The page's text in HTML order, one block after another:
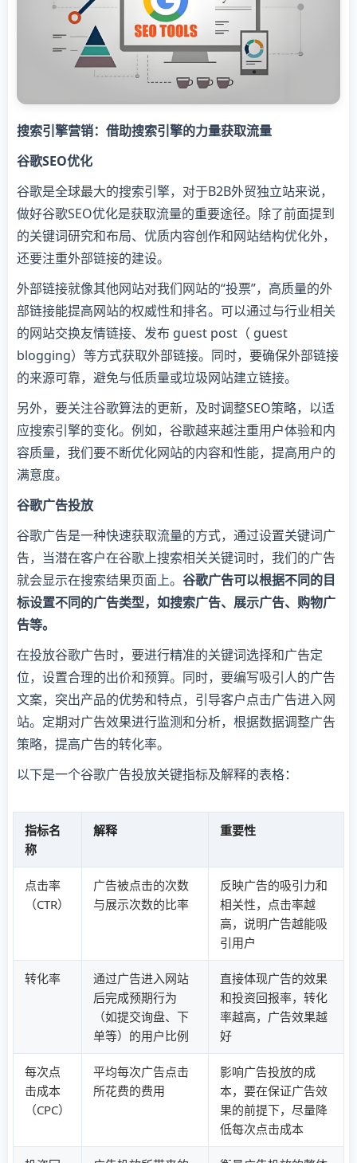
搜索引擎营销：借助搜索引擎的力量获取流量
谷歌SEO优化
谷歌是全球最大的搜索引擎，对于B2B外贸独立站来说，
做好谷歌SEO优化是获取流量的重要途径。除了前面提到
的关键词研究和布局、优质内容创作和网站结构优化外，
还要注重外部链接的建设。
外部链接就像其他网站对我们网站的“投票”，高质量的外
部链接能提高网站的权威性和排名。可以通过与行业相关
的网站交换友情链接、发布 guest post（ guest
blogging）等方式获取外部链接。同时，要确保外部链接
的来源可靠，避免与低质量或垃圾网站建立链接。
另外，要关注谷歌算法的更新，及时调整SEO策略，以适
应搜索引擎的变化。例如，谷歌越来越注重用户体验和内
容质量，我们要不断优化网站的内容和性能，提高用户的
满意度。
谷歌广告投放
谷歌广告是一种快速获取流量的方式，通过设置关键词广
告，当潜在客户在谷歌上搜索相关关键词时，我们的广告
就会显示在搜索结果页面上。 谷歌广告可以根据不同的目
标设置不同的广告类型，如搜索广告、展示广告、购物广
告等。
在投放谷歌广告时，要进行精准的关键词选择和广告定
位，设置合理的出价和预算。同时，要编写吸引人的广告
文案，突出产品的优势和特点，引导客户点击广告进入网
站。定期对广告效果进行监测和分析，根据数据调整广告
策略，提高广告的转化率。
以下是一个谷歌广告投放关键指标及解释的表格：
指标名
称
解释 重要性
点击率
（CTR）
广告被点击的次数
与展示次数的比率
反映广告的吸引力和
相关性，点击率越
高，说明广告越能吸
引用户
转化率
通过广告进入网站
后完成预期行为
（如提交询盘、下
单等）的用户比例
直接体现广告的效果
和投资回报率，转化
率越高，广告效果越
好
每次点
击成本
（CPC）
平均每次广告点击
所花费的费用
影响广告投放的成
本，要在保证广告效
果的前提下，尽量降
低每次点击成本